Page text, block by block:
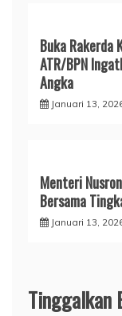
Buka Rakerda
ATR/BPN
Angka
Januari 13,
Menteri
Bersama
Januari 13,
Tinggalkan